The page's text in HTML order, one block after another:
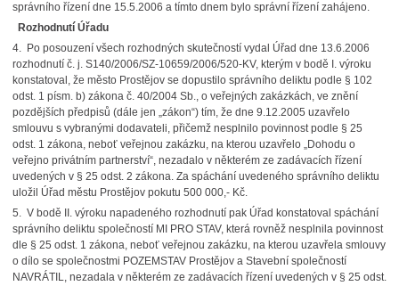
správního řízení dne 15.5.2006 a tímto dnem bylo správní řízení zahájeno.
Rozhodnutí Úřadu
4. Po posouzení všech rozhodných skutečností vydal Úřad dne 13.6.2006
rozhodnutí č. j. S140/2006/SZ-10659/2006/520-KV, kterým v bodě I. výroku
konstatoval, že město Prostějov se dopustilo správního deliktu podle § 102
odst. 1 písm. b) zákona č. 40/2004 Sb., o veřejných zakázkách, ve znění
pozdějších předpisů (dále jen „zákon“) tím, že dne 9.12.2005 uzavřelo
smlouvu s vybranými dodavateli, přičemž nesplnilo povinnost podle § 25
odst. 1 zákona, neboť veřejnou zakázku, na kterou uzavřelo „Dohodu o
veřejno privátním partnerství“, nezadalo v některém ze zadávacích řízení
uvedených v § 25 odst. 2 zákona. Za spáchání uvedeného správního deliktu
uložil Úřad městu Prostějov pokutu 500 000,- Kč.
5. V bodě II. výroku napadeného rozhodnutí pak Úřad konstatoval spáchání
správního deliktu společností MI PRO STAV, která rovněž nesplnila povinnost
dle § 25 odst. 1 zákona, neboť veřejnou zakázku, na kterou uzavřela smlouvy
o dílo se společnostmi POZEMSTAV Prostějov a Stavební společností
NAVRÁTIL, nezadala v některém ze zadávacích řízení uvedených v § 25 odst.